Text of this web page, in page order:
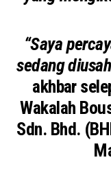
“Saya
sedang
akhbar
Wakalah
Sdn. Bhd.